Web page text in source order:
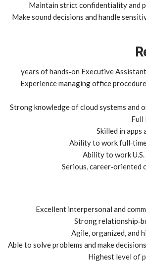
Maintain strict confidentiality and
Make sound decisions and handle
Experience managing office
Strong knowledge of cloud systems and
Full
Skilled in apps
Ability to work
Ability to work U.S.
Serious, career‑oriented
Excellent interpersonal and
Strong
Agile, organized, and
Able to solve problems and make
Highest level of